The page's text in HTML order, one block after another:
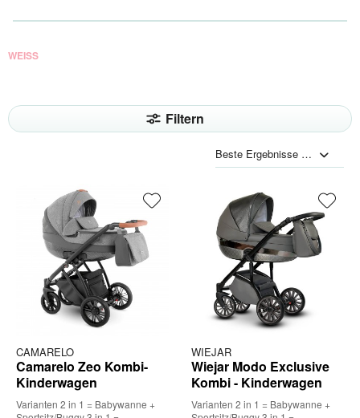
WEISS
Filtern
CAMARELO
Camarelo Zeo Kombi-
Kinderwagen
Varianten 2 in 1 = Babywanne +
WIEJAR
Wiejar Modo Exclusive
Kombi - Kinderwagen
Varianten 2 in 1 = Babywanne +